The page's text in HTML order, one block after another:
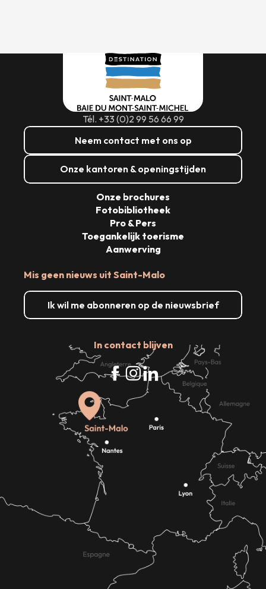
Tél. +33 (0)2 99 56 66 99
Neem contact met ons op
Onze kantoren & openingstijden
Mis geen nieuws uit Saint-Malo
Ik wil me abonneren op de nieuwsbrief
In contact blijven
Onze brochures
Fotobibliotheek
Pro & Pers
Toegankelijk toerisme
Aanwerving